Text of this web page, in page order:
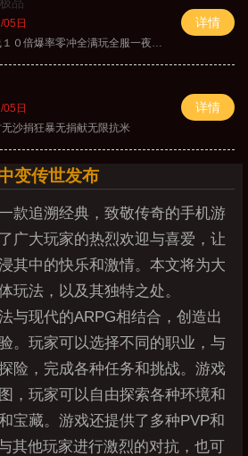
05日
１０倍爆率零冲全满玩全服一夜终极
详情
05日
沙捐狂暴无捐献无限抗米
详情
变传世发布
款追溯经典，致敬传奇的手机游
广大玩家的热烈欢迎与喜爱，让
其中的快乐和激情。本文将为大
玩法，以及其独特之处。
与现代的ARPG相结合，创造出
。玩家可以选择不同的职业，与
险，完成各种任务和挑战。游戏
，玩家可以自由探索各种环境和
宝藏。游戏还提供了多种PVP和
其他玩家进行激烈的对抗，也可